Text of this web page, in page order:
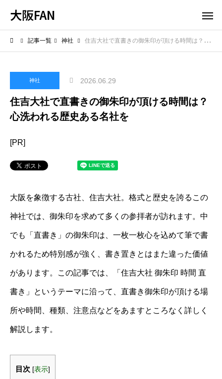
大阪FAN
記事一覧 神社 住吉大社で直書きの御朱印が頂ける時間は？心洗われる歴史ある名社を
神社 2026.06.29
住吉大社で直書きの御朱印が頂ける時間は？
心洗われる歴史ある名社を
[PR]
大阪を象徴する古社、住吉大社。格式と歴史を誇るこの
神社では、御朱印を求めて多くの参拝者が訪れます。中
でも「直書き」の御朱印は、一枚一枚心を込めて筆で書
かれるため特別感が強く、書き置きとはまた違った価値
があります。この記事では、「住吉大社 御朱印 時間 直
書き」というテーマに沿って、直書き御朱印が頂ける場
所や時間、種類、注意点などをあますところなく詳しく
解説します。
目次 [表示]